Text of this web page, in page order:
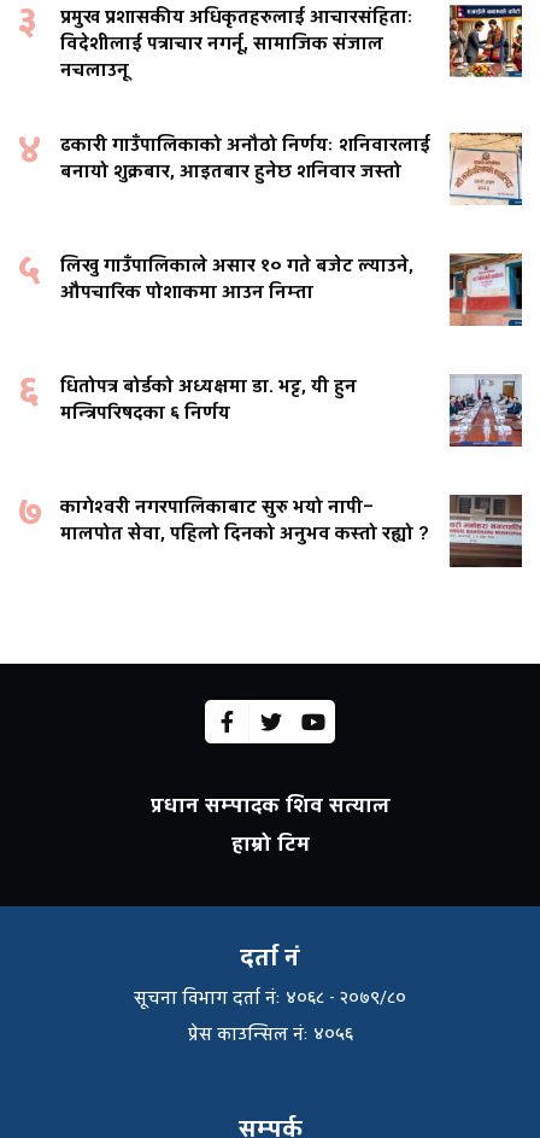
३
प्रमुख प्रशासकीय अधिकृतहरुलाई आचारसंहिताः
विदेशीलाई पत्राचार नगर्नू, सामाजिक संजाल
नचलाउनू
४
ढकारी गाउँपालिकाको अनौठो निर्णयः शनिवारलाई
बनायो शुक्रबार, आइतबार हुनेछ शनिवार जस्तो
५
लिखु गाउँपालिकाले असार १० गते बजेट ल्याउने,
औपचारिक पोशाकमा आउन निम्ता
६
धितोपत्र बोर्डको अध्यक्षमा डा. भट्ट, यी हुन
मन्त्रिपरिषदका ६ निर्णय
७
कागेश्वरी नगरपालिकाबाट सुरु भयो नापी–
मालपोत सेवा, पहिलो दिनको अनुभव कस्तो रह्यो ?
प्रधान सम्पादक शिव सत्याल
हाम्रो टिम
दर्ता नं
सूचना विभाग दर्ता नंः ४०६८ - २०७९/८०
प्रेस काउन्सिल नंः ४०५६
सम्पर्क